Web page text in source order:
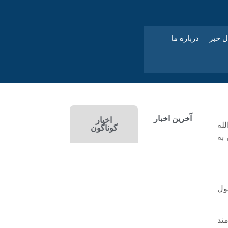
خبر درباره ما
به
آخرین اخبار
اخبار
گوناگون